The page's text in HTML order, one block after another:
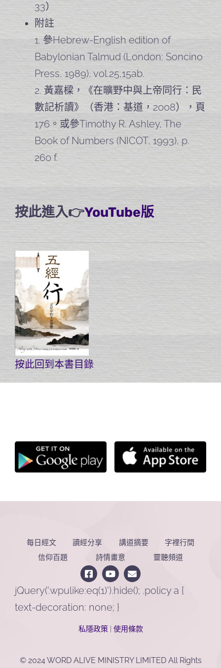
33）
附註
1. 參Hebrew-English edition of
Babylonian Talmud (London: Soncino
Press, 1989), vol.25,15ab.
2. 黃嘉樑，《在曠野中與上帝同行：民
數記析讀》（香港：基道，2008），頁
176。或參Timothy R. Ashley, The
Book of Numbers (NICOT, 1993), p.
260 f.
按此進入👉YouTube版
按此回到本書目錄
每日經文 讀經分享 講道摘要
字裡行間
信仰百題
詩情畫意 靈聽頻道
jQuery('.wpulike:eq(1)').hide(); .policy a {
text-decoration: none; }
私隱政策| 使用條款
© 2024 WORD ALIVE MINISTRY LIMITED All Rights